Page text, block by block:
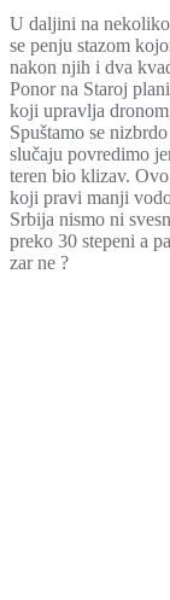
U daljini na
se penju stazom
nakon njih i dva
Ponor na Staroj
koji upravlja
Spuštamo se
slučaju povredimo
teren bio klizav.
koji pravi manji
Srbija nismo ni
preko 30 stepeni a
zar ne ?